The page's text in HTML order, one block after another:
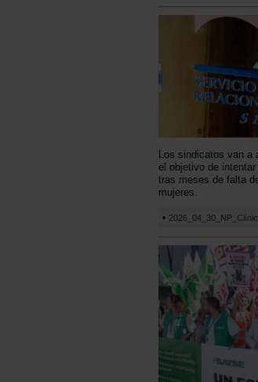
Los sindicatos van a
el objetivo de
tras meses de falta
mujeres.